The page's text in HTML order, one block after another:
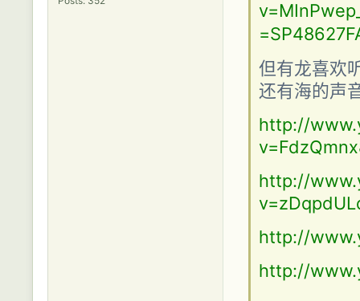
但有龙喜欢
还有海的声
http://
http://
http://
http://